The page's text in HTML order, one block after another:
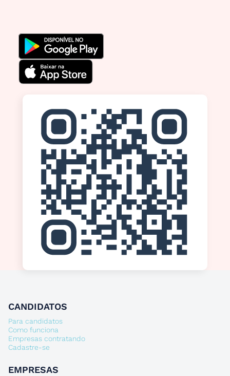
CANDIDATOS
Para candidatos
Como funciona
Empresas contratando
Cadastre-se
EMPRESAS